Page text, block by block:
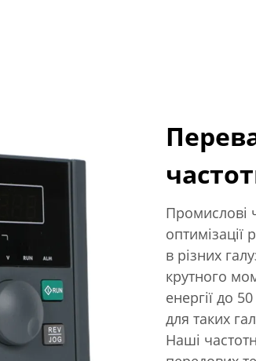
Промислові
оптимізації
в різних
крутного
енергії до
для таких
Наші